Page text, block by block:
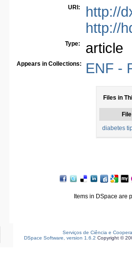
URI:
http://
http://
Type: article
Appears in Collections: ENF -
Files in
File
diabetes
Items in DSpace are
Serviços de Ciência e
DSpace Software, version 1.6.2 Copyright ©